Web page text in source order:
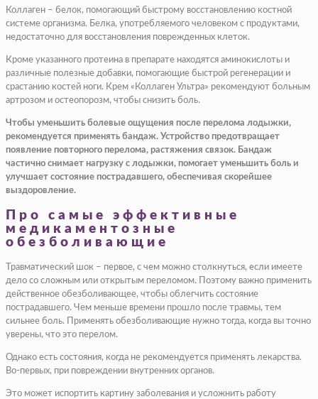
Коллаген – белок, помогающий быстрому восстановлению костной
системе организма. Белка, употребляемого человеком с продуктами,
недостаточно для восстановления поврежденных клеток.
Кроме указанного протеина в препарате находятся аминокислоты и
различные полезные добавки, помогающие быстрой регенерации и
срастанию костей ноги. Крем «Коллаген Ультра» рекомендуют больным
артрозом и остеопорозм, чтобы снизить боль.
Чтобы уменьшить болевые ощущения после перелома лодыжки,
рекомендуется применять бандаж. Устройство предотвращает
появление повторного перелома, растяжения связок. Бандаж
частично снимает нагрузку с лодыжки, помогает уменьшить боль и
улучшает состояние пострадавшего, обеспечивая скорейшее
выздоровление.
Про самые эффективные
медикаментозные
обезболивающие
Травматический шок – первое, с чем можно столкнуться, если имеете
дело со сложным или открытым переломом. Поэтому важно применить
действенное обезболивающее, чтобы облегчить состояние
пострадавшего. Чем меньше времени прошло после травмы, тем
сильнее боль. Применять обезболивающие нужно тогда, когда вы точно
уверены, что это перелом.
Однако есть состояния, когда не рекомендуется применять лекарства.
Во-первых, при повреждении внутренних органов.
Это может испортить картину заболевания и усложнить работу